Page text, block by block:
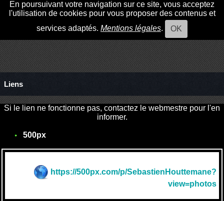
En poursuivant votre navigation sur ce site, vous acceptez
l'utilisation de cookies pour vous proposer des contenus et
services adaptés. Mentions légales. OK
Liens
Si le lien ne fonctionne pas, contactez le webmestre pour l'en
informer.
500px
https://500px.com/p/SebastienHouttemane?
view=photos